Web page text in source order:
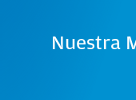
Nuestra